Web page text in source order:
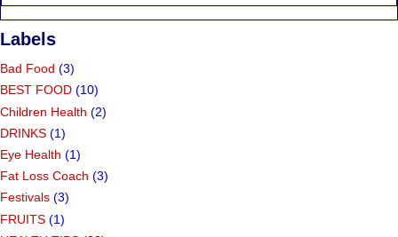
Labels
Bad Food (3)
BEST FOOD (10)
Children Health (2)
DRINKS (1)
Eye Health (1)
Fat Loss Coach (3)
Festivals (3)
FRUITS (1)